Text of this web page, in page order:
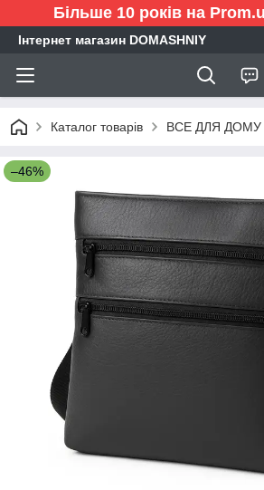
Більше 10 років на
Інтернет магазин DOMASHNIY
Каталог товарів ВСЕ ДЛЯ ДОМУ
–46%